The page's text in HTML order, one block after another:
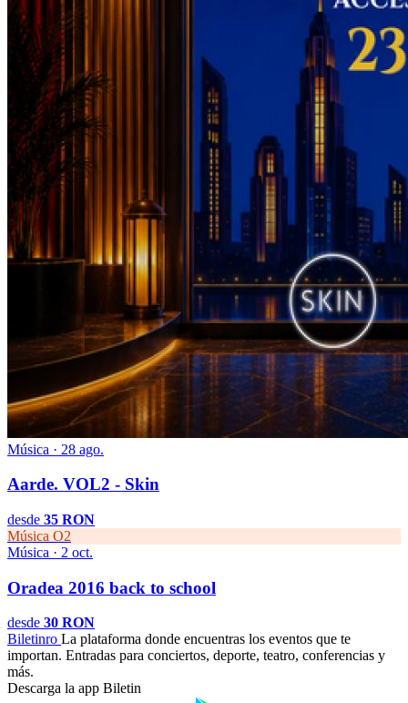
Música · 28 ago.
Aarde. VOL2 - Skin
desde 35 RON
Música O2
Música · 2 oct.
Oradea 2016 back to school
desde 30 RON
Biletinro La plataforma donde encuentras los eventos que te
importan. Entradas para conciertos, deporte, teatro, conferencias y
más.
Descarga la app Biletin